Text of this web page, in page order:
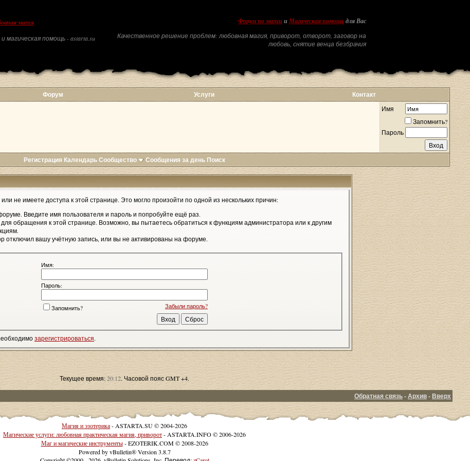
магия
магическая помощь - astarta.su
Форум по магии и Магическая помощь для Вас
Качественное решение проблем: любовная магия, приворот, отворот, заговор на
любовь, снятие венца безбрачия
Форум Услуги Контакт
Имя
Запомнить?
Пароль
Регистрация КалендарьСообщество Сообщения за день Поиск
не имеете доступа к этой странице. Это могло произойти по одной из нескольких причин:
Введите имя пользователя и пароль и попробуйте ещё раз.
обращения к этой странице. Возможно, вы пытаетесь обратиться к функциям администратора или к другим
отключил вашу учётную запись, или вы не активированы на форуме.
Имя:
Пароль:
Забыли пароль?
Запомнить?
зарегистрироваться.
Текущее время:20:12. Часовой пояс GMT +4.
Обратная связь-Архив-Вверх
Магия и эзотерика- ASTARTA.SU © 2004-2026
Магические услуги: любовная практическая магия, приворот- ASTARTA.INFO © 2006-2026
Маг и магические инструменты- EZOTERIK.COM © 2008-2026
Powered by vBulletin® Version 3.8.7